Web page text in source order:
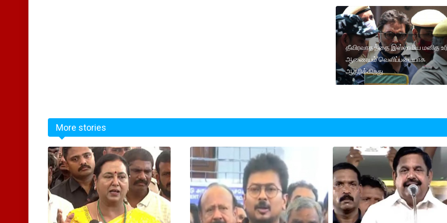
தீவிரவாதத்தை இஸ்லாமிய மனித
ஆணையம் வெளிப்படையாக
ஆதரிக்கிறது.
More stories